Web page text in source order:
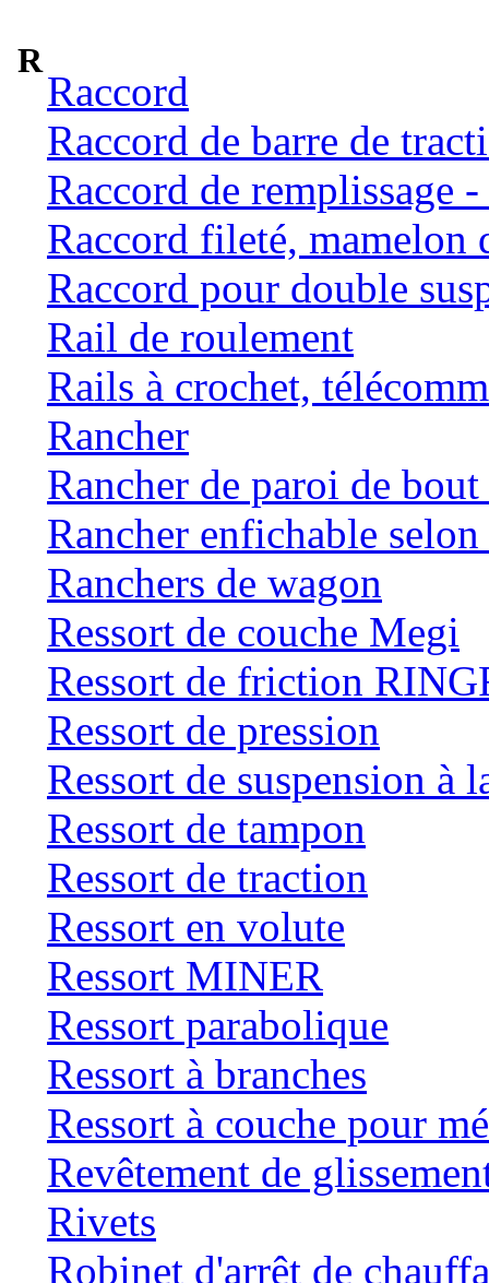
R
Raccord
Raccord de barre de
Raccord de remplissage
Raccord fileté, mamelon
Raccord pour double
Rail de roulement
Rails à crochet,
Rancher
Rancher de paroi de
Rancher enfichable
Ranchers de wagon
Ressort de couche Megi
Ressort de friction
Ressort de pression
Ressort de suspension à
Ressort de tampon
Ressort de traction
Ressort en volute
Ressort MINER
Ressort parabolique
Ressort à branches
Ressort à couche pour
Revêtement de
Rivets
Robinet d'arrêt de